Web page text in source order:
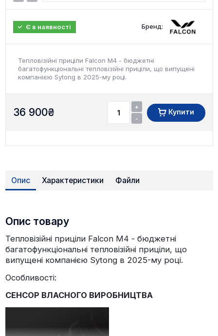
Є в наявності Бренд:
Тепловізійні приціли Falcon M4 - бюджетні
багатофункціональні тепловізійні приціли, що випущені
компанією Sytong в 2025-му році.
36 900₴
+
-
Купити
Опис Характеристики Файли
Опис товару
Тепловізійні приціли Falcon M4 - бюджетні
багатофункціональні тепловізійні приціли, що
випущені компанією Sytong в 2025-му році.
Особливості:
СЕНСОР ВЛАСНОГО ВИРОБНИЦТВА